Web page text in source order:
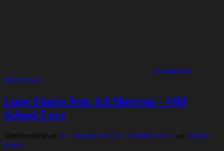
Kommentar
hinterlassen
Lupe Fiasco feat. Ed Sheeran – Old
School Love
Veröffentlicht am 27. Oktober 201327. Oktober 2013 von Walter
Kraus